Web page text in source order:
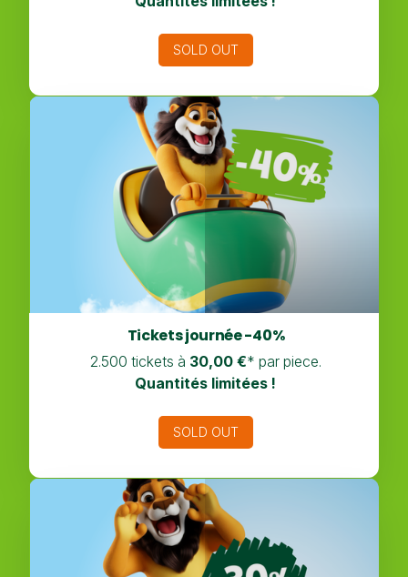
SOLD OUT
Tickets journée -40%
2.500 tickets à 30,00 €* par piece.
Quantités limitées !
SOLD OUT